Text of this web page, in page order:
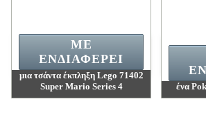
μια τσάντα έκπληξη Lego 71402
Super Mario Series 4
ΜΕ
ΕΝΔΙΑΦΈΡΕΙ
ένα